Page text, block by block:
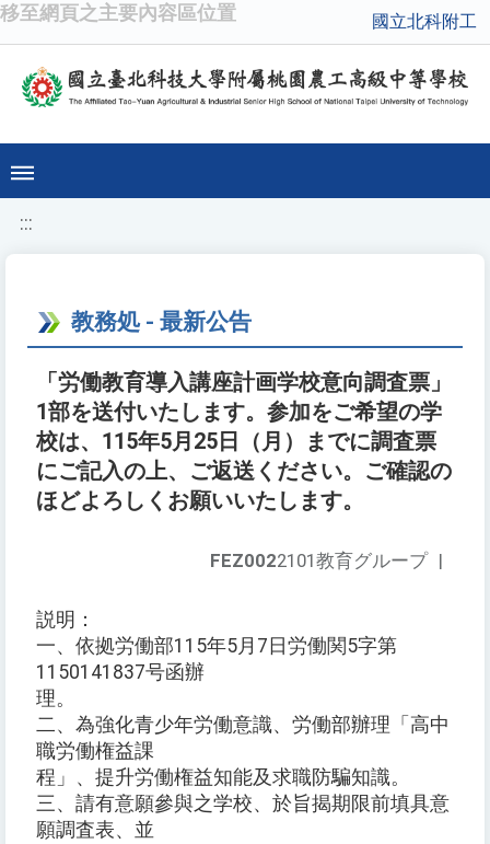
移至網頁之主要內容區位置 國立北科附工
:::
教務処 - 最新公告
「労働教育導入講座計画学校意向調査票」
1部を送付いたします。参加をご希望の学
校は、115年5月25日（月）までに調査票
にご記入の上、ご返送ください。ご確認の
ほどよろしくお願いいたします。
FEZ0022101教育グループ |
説明：
一、依拠労働部115年5月7日労働関5字第
1150141837号函辦
理。
二、為強化青少年労働意識、労働部辦理「高中
職労働権益課
程」、提升労働権益知能及求職防騙知識。
三、請有意願參與之学校、於旨揭期限前填具意
願調査表、並